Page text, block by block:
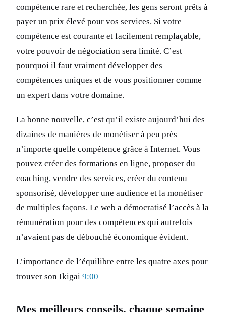
compétence rare et recherchée, les gens seront prêts à
payer un prix élevé pour vos services. Si votre
compétence est courante et facilement remplaçable,
votre pouvoir de négociation sera limité. C’est
pourquoi il faut vraiment développer des
compétences uniques et de vous positionner comme
un expert dans votre domaine.
La bonne nouvelle, c’est qu’il existe aujourd’hui des
dizaines de manières de monétiser à peu près
n’importe quelle compétence grâce à Internet. Vous
pouvez créer des formations en ligne, proposer du
coaching, vendre des services, créer du contenu
sponsorisé, développer une audience et la monétiser
de multiples façons. Le web a démocratisé l’accès à la
rémunération pour des compétences qui autrefois
n’avaient pas de débouché économique évident.
L’importance de l’équilibre entre les quatre axes pour
trouver son Ikigai 9:00
Mes meilleurs conseils, chaque semaine